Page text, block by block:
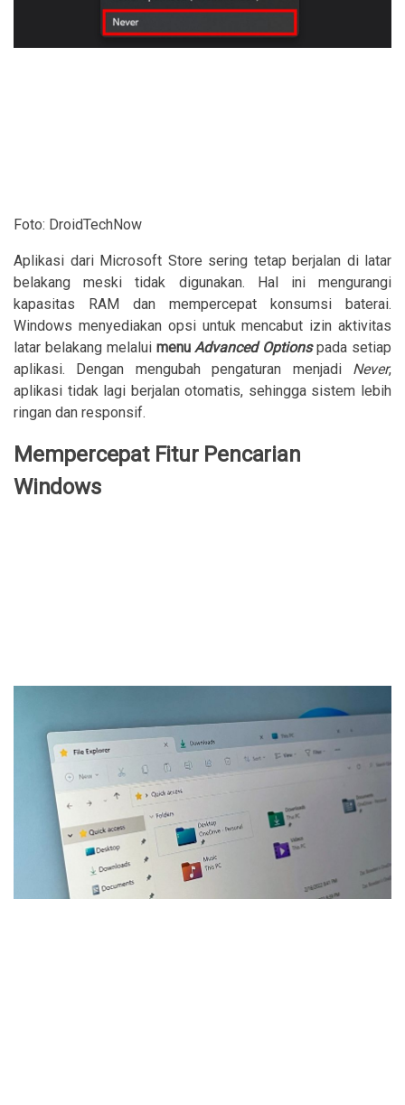
Foto: DroidTechNow
Aplikasi dari Microsoft Store sering tetap berjalan di latar
belakang meski tidak digunakan. Hal ini mengurangi
kapasitas RAM dan mempercepat konsumsi baterai.
Windows menyediakan opsi untuk mencabut izin aktivitas
latar belakang melalui menuAdvanced Optionspada setiap
aplikasi. Dengan mengubah pengaturan menjadi Never,
aplikasi tidak lagi berjalan otomatis, sehingga sistem lebih
ringan dan responsif.
Mempercepat Fitur Pencarian
Windows